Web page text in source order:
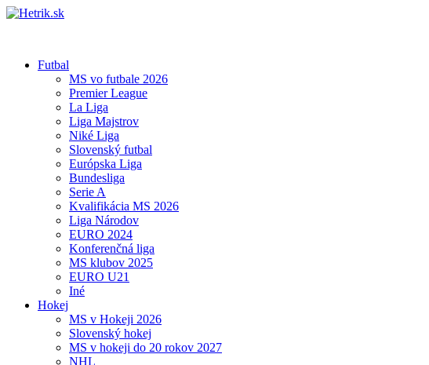
Futbal
MS vo futbale 2026
Premier League
La Liga
Liga Majstrov
Niké Liga
Slovenský futbal
Európska Liga
Bundesliga
Serie A
Kvalifikácia MS 2026
Liga Národov
EURO 2024
Konferenčná liga
MS klubov 2025
EURO U21
Iné
Hokej
MS v Hokeji 2026
Slovenský hokej
MS v hokeji do 20 rokov 2027
NHL